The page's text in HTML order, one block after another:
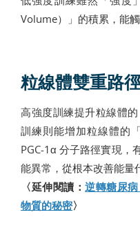
Volume）」的積累，能
粒線體雙重路
高強度訓練提升粒線體
訓練則能增加粒線體的
PGC-1α 分子路徑實現，
能異常，從根本改善能量
〈延伸閱讀：逆轉糖尿
物質的秘密〉